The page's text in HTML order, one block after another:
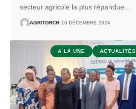
secteur agricole la plus répandue
AGRITORCH 16 DÉCEMBRE 2024
A LA UNE ACTUALITÉS